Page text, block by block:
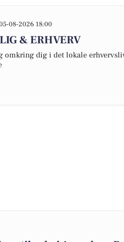
08-2026 18:00
& ERHVERV
omkring dig i det lokale